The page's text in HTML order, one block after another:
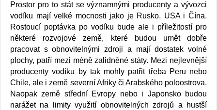
Prostor pro to stát se významnými producenty a vývozci
vodíku mají velké mocnosti jako je Rusko, USA i Čína.
Rostoucí poptávka po vodíku bude ale i příležitostí pro
některé rozvojové země, které budou umět dobře
pracovat s obnovitelnými zdroji a mají dostatek volné
plochy, patří mezi méně zalidněné státy. Mezi nejlevnější
producenty vodíku by tak mohly patřit třeba Peru nebo
Chile, ale i země severní Afriky či Arabského poloostrova.
Naopak země střední Evropy nebo i Japonsko budou
narážet na limity využití obnovitelných zdrojů a hustší